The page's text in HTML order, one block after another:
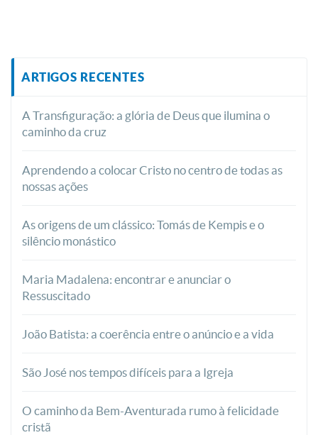
ARTIGOS RECENTES
A Transfiguração: a glória de Deus que ilumina o
caminho da cruz
Aprendendo a colocar Cristo no centro de todas as
nossas ações
As origens de um clássico: Tomás de Kempis e o
silêncio monástico
Maria Madalena: encontrar e anunciar o
Ressuscitado
João Batista: a coerência entre o anúncio e a vida
São José nos tempos difíceis para a Igreja
O caminho da Bem-Aventurada rumo à felicidade
cristã